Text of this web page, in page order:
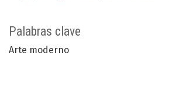
Palabras clave
Arte moderno